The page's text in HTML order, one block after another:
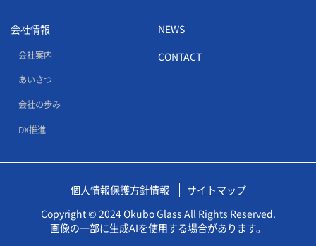
会社情報
会社案内
あいさつ
会社の歩み
DX推進
NEWS
CONTACT
個人情報保護方針情報
サイトマップ
Copyright © 2024 Okubo Glass All Rights Reserved.
画像の一部に生成AIを使用する場合があります。